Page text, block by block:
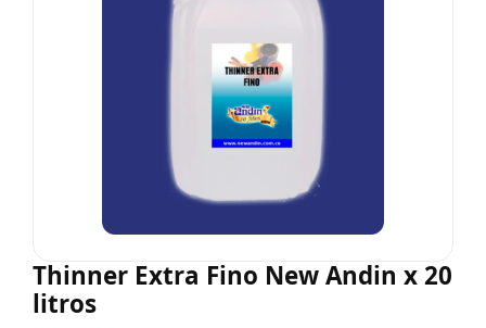
Thinner Extra Fino New Andin x 20
litros